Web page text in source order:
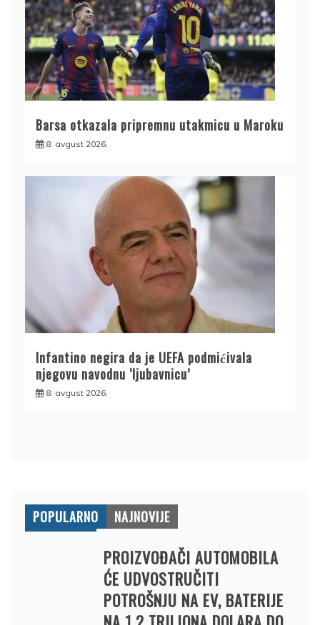
Barsa otkazala pripremnu utakmicu u Maroku
8. avgust 2026.
Infantino negira da je UEFA podmićivala
njegovu navodnu ‘ljubavnicu’
8. avgust 2026.
POPULARNO NAJNOVIJE
PROIZVOĐAČI AUTOMOBILA
ĆE UDVOSTRUČITI
POTROŠNJU NA EV, BATERIJE